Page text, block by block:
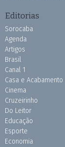
Editorias
Sorocaba
Agenda
Artigos
Brasil
Canal 1
Casa e Acabamento
Cinema
Cruzeirinho
Do Leitor
Educação
Esporte
Economia